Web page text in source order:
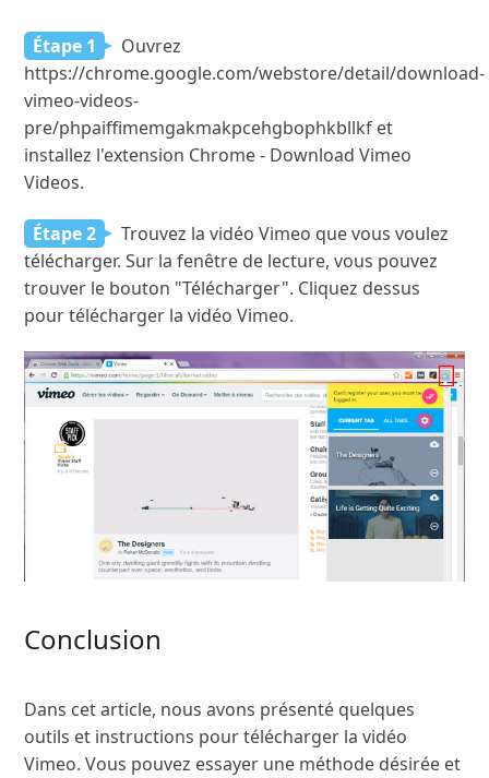
Étape 1
Ouvrez
https://chrome.google.com/webstore/detail/download-
vimeo-videos-
pre/phpaiffimemgakmakpcehgbophkbllkf et
installez l'extension Chrome - Download Vimeo
Videos.
Étape 2
Trouvez la vidéo Vimeo que vous voulez
télécharger. Sur la fenêtre de lecture, vous pouvez
trouver le bouton "Télécharger". Cliquez dessus
pour télécharger la vidéo Vimeo.
Conclusion
Dans cet article, nous avons présenté quelques
outils et instructions pour télécharger la vidéo
Vimeo. Vous pouvez essayer une méthode désirée et